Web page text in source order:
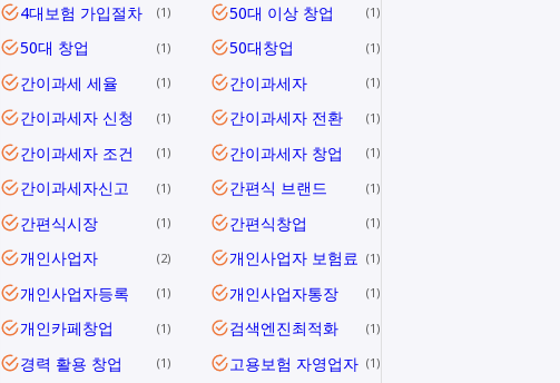
4대보험 가입절차 1 50대 이상 창업 1
50대 창업 1 50대창업 1
간이과세 세율 1 간이과세자 1
간이과세자 신청 1 간이과세자 전환 1
간이과세자 조건 1 간이과세자 창업 1
간이과세자신고 1 간편식 브랜드 1
간편식시장 1 간편식창업 1
개인사업자 2 개인사업자 보험료 1
개인사업자등록 1 개인사업자통장 1
개인카페창업 1 검색엔진최적화 1
경력 활용 창업 1 고용보험 자영업자 1